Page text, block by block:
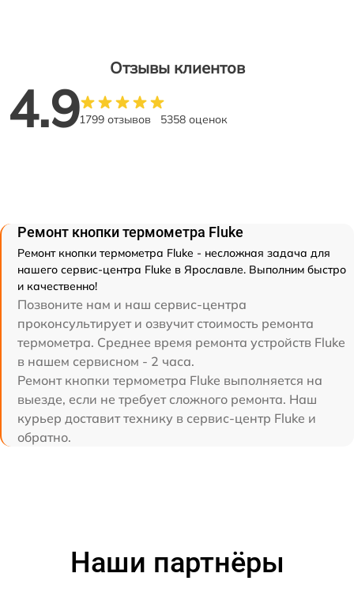
Отзывы клиентов
4.91799 отзывов 5358 оценок
Ремонт кнопки термометра Fluke
Ремонт кнопки термометра Fluke - несложная задача для
нашего сервис-центра Fluke в Ярославле. Выполним быстро
и качественно!
Позвоните нам и наш сервис-центра
проконсультирует и озвучит стоимость ремонта
термометра. Среднее время ремонта устройств Fluke
в нашем сервисном - 2 часа.
Ремонт кнопки термометра Fluke выполняется на
выезде, если не требует сложного ремонта. Наш
курьер доставит технику в сервис-центр Fluke и
обратно.
Наши партнёры